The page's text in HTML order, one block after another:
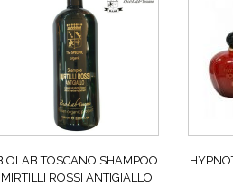
TOSCANO SHAMPOO
MIRTILLI ROSSI ANTIGIALLO